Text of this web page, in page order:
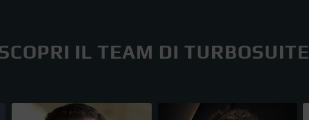
IL TEAM DI TURBOSUITE